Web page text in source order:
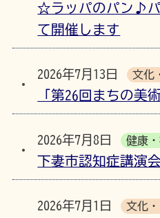
☆ラッパのパン♪
て開催します
2026年7月13日 文化
「第26回まちの美
2026年7月8日 健康
下妻市認知症講演
2026年7月1日 文化